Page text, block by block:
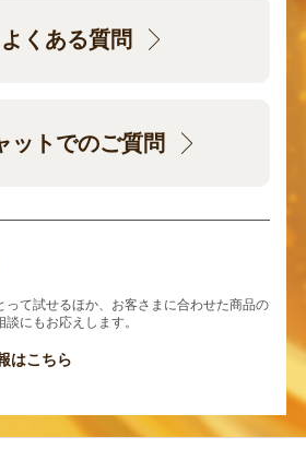
よくある質問
ットでのご質問
って試せるほか、お客さまに合わせた商品の
談にもお応えします。
はこちら